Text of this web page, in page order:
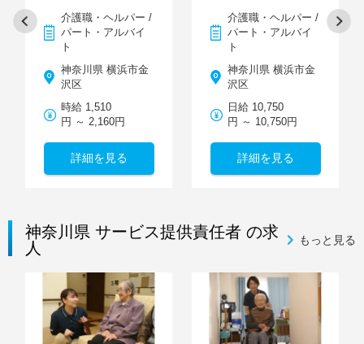
介護職・ヘルパー /
パート・アルバイ
ト
神奈川県 横浜市金
沢区
時給 1,510
円 ～ 2,160円
詳細を見る
介護職・ヘルパー /
パート・アルバイ
ト
神奈川県 横浜市金
沢区
日給 10,750
円 ～ 10,750円
詳細を見る
神奈川県 サービス提供責任者 の求
人
もっと見る